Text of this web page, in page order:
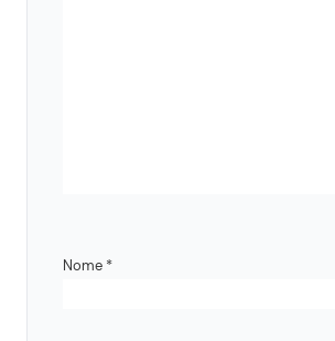
Nome *